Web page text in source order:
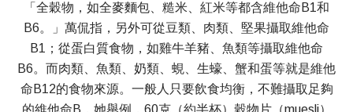
「全穀物，如全麥麵包、糙米、紅米等都含維他命B1和
B6。」萬侃指，另外可從豆類、肉類、堅果攝取維他命
B1；從蛋白質食物，如雞牛羊豬、魚類等攝取維他命
B6。而肉類、魚類、奶類、蜆、生蠔、蟹和蛋等就是維他
命B12的食物來源。一般人只要飲食均衡，不難攝取足夠